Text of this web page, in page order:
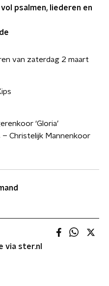
psalmen, liederen en
van zaterdag 2 maart
‘Gloria’
– Christelijk Mannenkoor
via ster.nl